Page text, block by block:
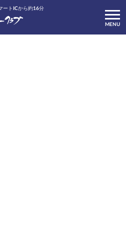
MENU
ートICから約16分